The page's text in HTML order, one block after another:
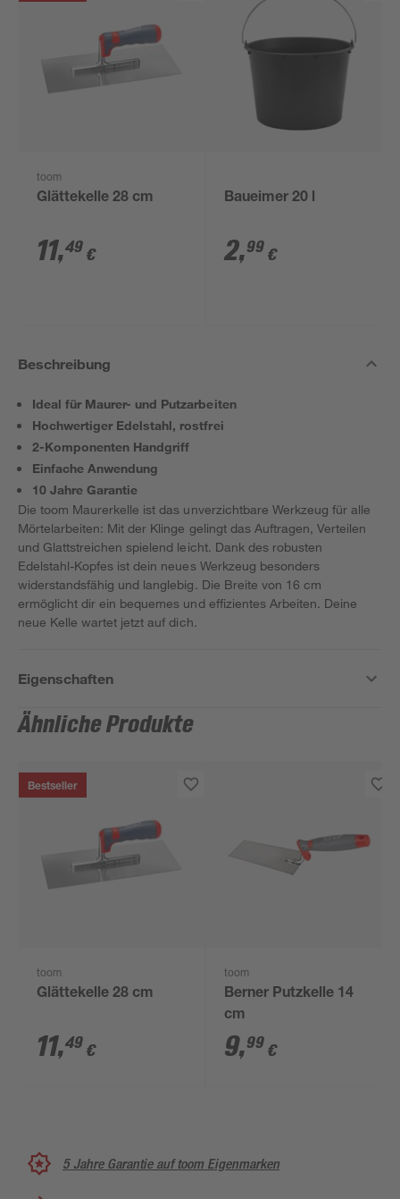
toom
Glättekelle 28 cm
11,49 €
Baueimer 20 l
2,99 €
Beschreibung
Ideal für Maurer- und Putzarbeiten
Hochwertiger Edelstahl, rostfrei
2-Komponenten Handgriff
Einfache Anwendung
10 Jahre Garantie
Die toom Maurerkelle ist das unverzichtbare Werkzeug für alle
Mörtelarbeiten: Mit der Klinge gelingt das Auftragen, Verteilen
und Glattstreichen spielend leicht. Dank des robusten
Edelstahl-Kopfes ist dein neues Werkzeug besonders
widerstandsfähig und langlebig. Die Breite von 16 cm
ermöglicht dir ein bequemes und effizientes Arbeiten. Deine
neue Kelle wartet jetzt auf dich.
Eigenschaften
Ähnliche Produkte
Bestseller
toom
Glättekelle 28 cm
11,49 €
toom
Berner Putzkelle 14
cm
9,99 €
5 Jahre Garantie auf toom Eigenmarken